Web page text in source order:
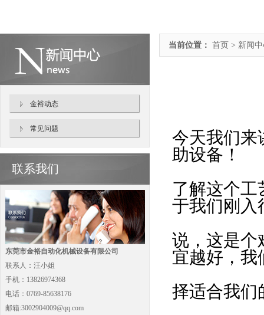
金裕动态
常见问题
联系我们
东莞市金裕自动化机械设备有限公司
联系人：汪小姐
手机：13826974368
电话：0769-85638176
邮箱:3002904009@qq.com
当前位置： 首页 > 新闻
今天我们来
助设备！
了解这个工
于我们刚入
说，这是个
宜越好，我
择适合我们